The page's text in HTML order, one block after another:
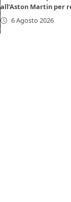
all’Aston Martin per
6 Agosto 2026